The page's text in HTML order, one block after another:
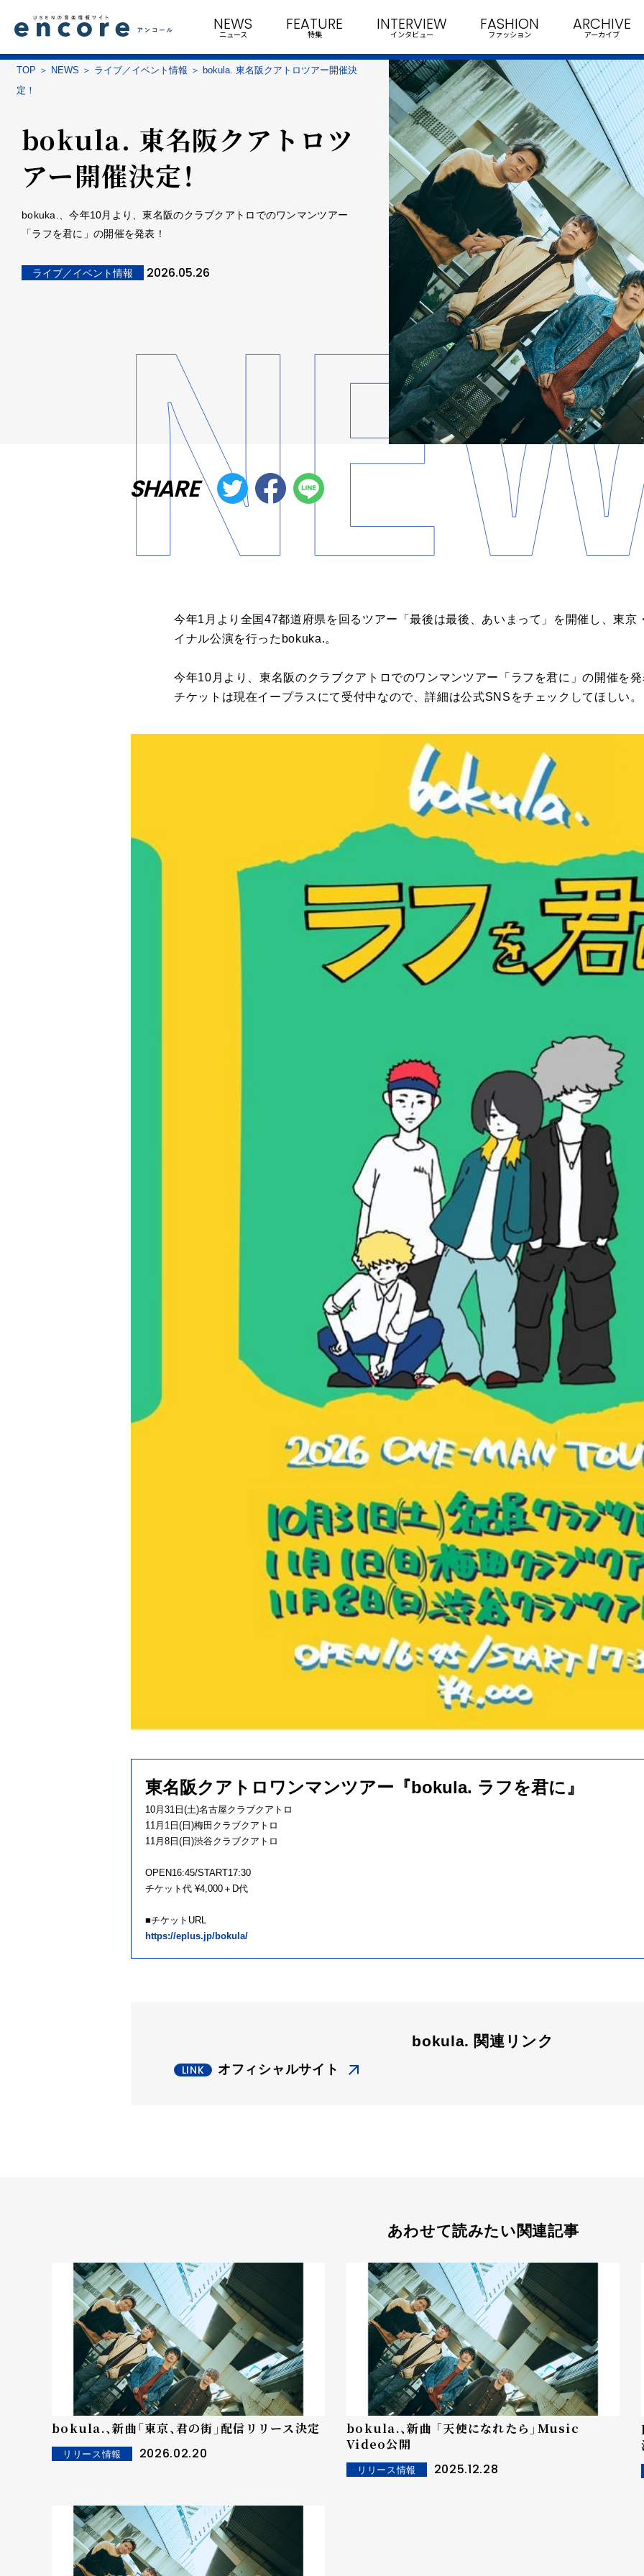
NEWS
ニュース
FEATURE
特集
INTERVIEW
インタビュー
FASHION
ファッション
ARCHIVE
アーカイブ
TOP NEWS ライブ／イベント情報
bokula. 東名阪クアトロツアー開催決
定！
bokula. 東名阪クアトロツ
アー開催決定！
bokuka.、今年10月より、東名阪のクラブクアトロでのワンマンツアー
「ラフを君に」の開催を発表！
ライブ／イベント情報 2026.05.26
SHARE
今年1月より全国47都道府県を回るツアー「最後は最後、あいまって」を開催し、東
イナル公演を行ったbokuka.。
今年10月より、東名阪のクラブクアトロでのワンマンツアー「ラフを君に」の開催を
チケットは現在イープラスにて受付中なので、詳細は公式SNSをチェックしてほしい。
東名阪クアトロワンマンツアー『bokula. ラフを君に』
10月31日(土)名古屋クラブクアトロ
11月1日(日)梅田クラブクアトロ
11月8日(日)渋谷クラブクアトロ
OPEN16:45/START17:30
チケット代 ¥4,000＋D代
■チケットURL
https://eplus.jp/bokula/
bokula. 関連リンク
オフィシャルサイト
あわせて読みたい関連記事
bokula.、新曲「東京、君の街」配信リリース決定
リリース情報 2026.02.20
bokula.、新曲 「天使になれたら」Music
Video公開
リリース情報 2025.12.28